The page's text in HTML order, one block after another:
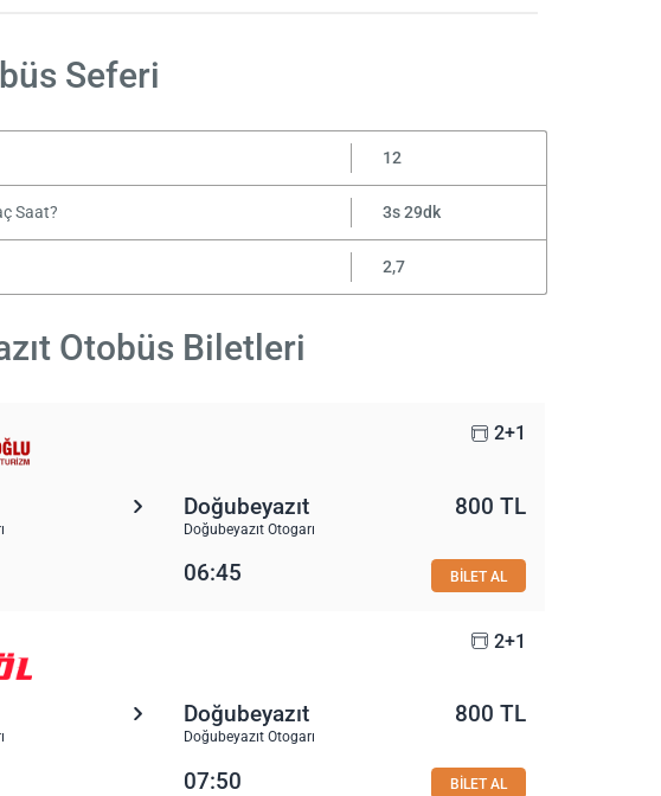
Seferi
12
Saat? 3s 29dk
2,7
Otobüs Biletleri
2+1
Doğubeyazıt
Doğubeyazıt Otogarı
800 TL
06:45 BİLET AL
2+1
Doğubeyazıt
Doğubeyazıt Otogarı
800 TL
07:50 BİLET AL